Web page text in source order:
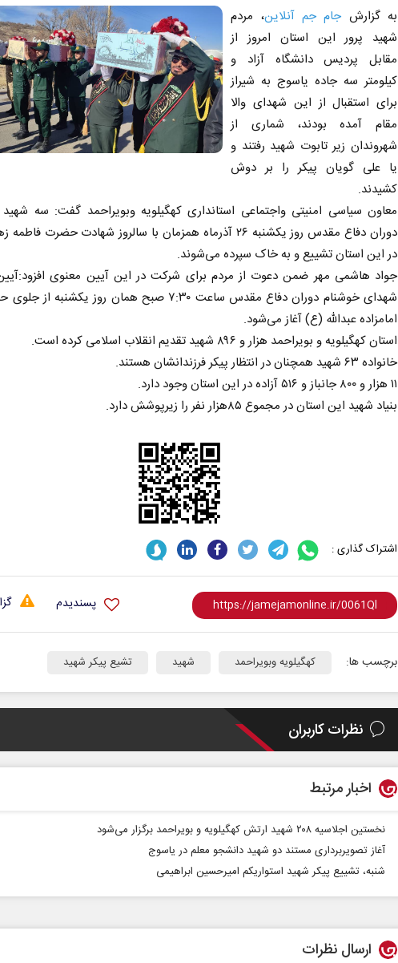
به گزارش جام جم آنلاین، مردم
شهید پرور این استان امروز از
مقابل پردیس دانشگاه آزاد و
کیلومتر سه جاده یاسوج به شیراز
برای استقبال از این شهدای والا
مقام آمده بودند، شماری از
شهروندان زیر تابوت شهید رفتند و
یا علی گویان پیکر را بر دوش
کشیدند.
معاون سیاسی امنیتی واجتماعی استانداری کهگیلویه وبویراحمد گفت: سه
دوران دفاع مقدس روز یکشنبه ۲۶ آذرماه همزمان با سالروز شهادت حضرت
در این استان تشییع و به خاک سپرده می‌شوند.
جواد هاشمی مهر ضمن دعوت از مردم برای شرکت در این آیین معنوی
شهدای خوشنام دوران دفاع مقدس ساعت ۷:۳۰ صبح همان روز یکشنبه
امامزاده عبدالله (ع) آغاز می‌شود.
استان کهگیلویه و بویراحمد هزار و ۸۹۶ شهید تقدیم انقلاب اسلامی کرده است.
خانواده ۶۳ شهید همچنان در انتظار پیکر فرزندانشان هستند.
۱۱ هزار و ۸۰۰ جانباز و ۵۱۶ آزاده در این استان وجود دارد.
بنیاد شهید این استان در مجموع ۸۵هزار نفر را زیرپوشش دارد.
اشتراک گذاری :
پسندیدم
برچسب ها: کهگیلویه وبویراحمد شهید تشیع پیکر شهید
نظرات کاربران
اخبار مرتبط
نخستین اجلاسیه ۲۰۸ شهید ارتش کهگیلویه و بویراحمد برگزار می‌شود
آغاز تصویربرداری مستند دو شهید دانشجو معلم در یاسوج
شنبه، تشییع پیکر شهید استواریکم امیرحسین ابراهیمی
ارسال نظرات